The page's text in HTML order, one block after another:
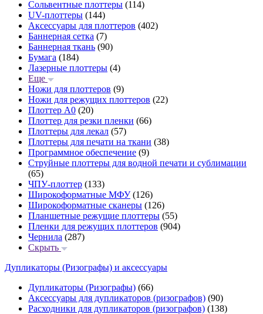
Сольвентные плоттеры (114)
UV-плоттеры (144)
Аксессуары для плоттеров (402)
Баннерная сетка (7)
Баннерная ткань (90)
Бумага (184)
Лазерные плоттеры (4)
Еще
Ножи для плоттеров (9)
Ножи для режущих плоттеров (22)
Плоттер А0 (20)
Плоттер для резки пленки (66)
Плоттеры для лекал (57)
Плоттеры для печати на ткани (38)
Программное обеспечение (9)
Струйные плоттеры для водной печати и сублимации
(65)
ЧПУ-плоттер (133)
Широкоформатные МФУ(126)
Широкоформатные сканеры (126)
Планшетные режущие плоттеры (55)
Пленки для режущих плоттеров (904)
Чернила (287)
Скрыть
Дупликаторы (Ризографы) и аксессуары
Дупликаторы (Ризографы) (66)
Аксессуары для дупликаторов (ризографов) (90)
Расходники для дупликаторов (ризографов) (138)